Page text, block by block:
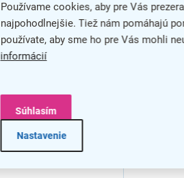
Používame cookies, aby pre Vás
najpohodlnejšie. Tiež nám pomáhajú
používate, aby sme ho pre Vás mohli
informácií
Nastavenie
Súhlasím